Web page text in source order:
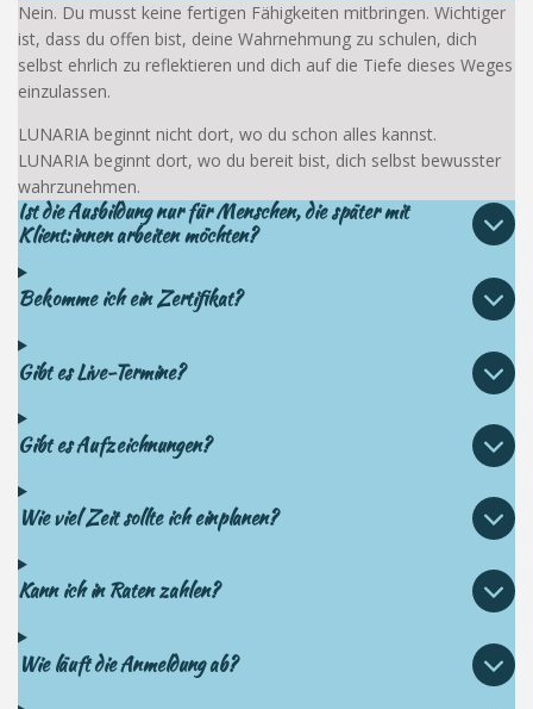
Nein. Du musst keine fertigen Fähigkeiten mitbringen. Wichtiger
ist, dass du offen bist, deine Wahrnehmung zu schulen, dich
selbst ehrlich zu reflektieren und dich auf die Tiefe dieses Weges
einzulassen.
LUNARIA beginnt nicht dort, wo du schon alles kannst.
LUNARIA beginnt dort, wo du bereit bist, dich selbst bewusster
wahrzunehmen.
Ist die Ausbildung nur für Menschen, die später mit
Klient:innen arbeiten möchten?
Bekomme ich ein Zertifikat?
Gibt es Live-Termine?
Gibt es Aufzeichnungen?
Wie viel Zeit sollte ich einplanen?
Kann ich in Raten zahlen?
Wie läuft die Anmeldung ab?